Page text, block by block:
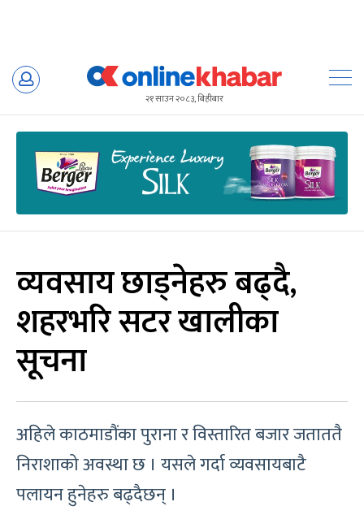
Skip
२१ साउन २०८३, बिहीबार
व्यवसाय छाड्नेहरु बढ्दै,
शहरभरि सटर खालीका
सूचना
अहिले काठमाडौंका पुराना र विस्तारित बजार जताततै
निराशाको अवस्था छ । यसले गर्दा व्यवसायबाटै
पलायन हुनेहरु बढ्दैछन् ।